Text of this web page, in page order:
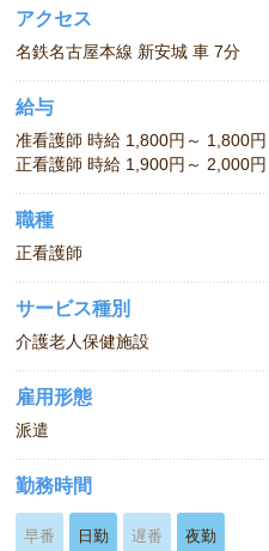
アクセス
名鉄名古屋本線 新安城 車 7分
給与
准看護師 時給 1,800円～ 1,800円
正看護師 時給 1,900円～ 2,000円
職種
正看護師
サービス種別
介護老人保健施設
雇用形態
派遣
勤務時間
早番 日勤 遅番 夜勤